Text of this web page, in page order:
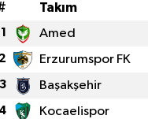
Takım
1 Amed
Erzurumspor FK
3 Başakşehir
Kocaelispor